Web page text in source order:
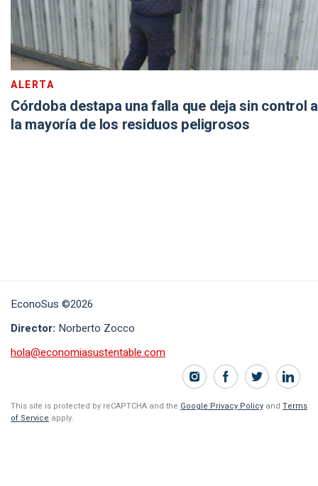
ALERTA
Córdoba destapa una falla que deja sin control a
la mayoría de los residuos peligrosos
EconoSus ©2026
Director: Norberto Zocco
hola@economiasustentable.com
This site is protected by reCAPTCHA and the Google Privacy Policy and Terms
of Service apply.